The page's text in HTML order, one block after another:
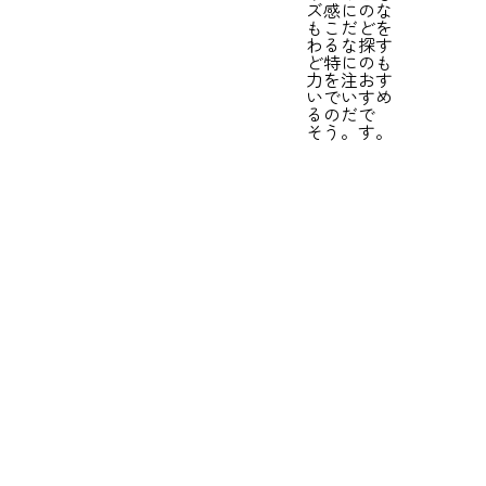
ズ感に
もこだ
わるな
ど特に
力を注
いでい
るのだ
そう。
のな
どを
探す
のも
おす
すめ
で
す。